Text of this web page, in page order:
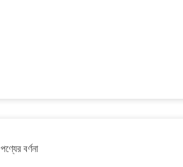
পণ্যের বর্ণনা